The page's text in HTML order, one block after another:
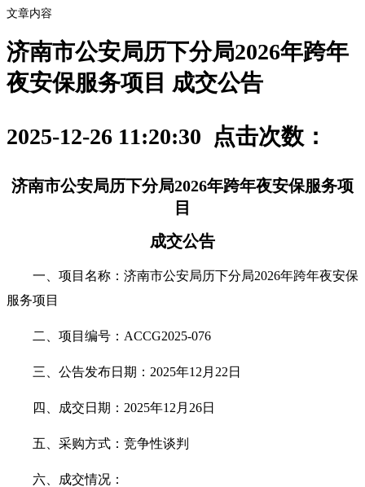
文章内容
济南市公安局历下分局2026年跨年
夜安保服务项目 成交公告
2025-12-26 11:20:30 点击次数：
济南市公安局历下分局2026年跨年夜安保服务项
目
成交公告
一、项目名称： 济南市公安局历下分局2026年跨年夜安保
服务项目
二、项目编号： ACCG2025-076
三、公告发布日期： 2025年12 月 22 日
四、成交日期： 2025年12 月 26日
五、采购方式：竞争性谈判
六、成交情况：